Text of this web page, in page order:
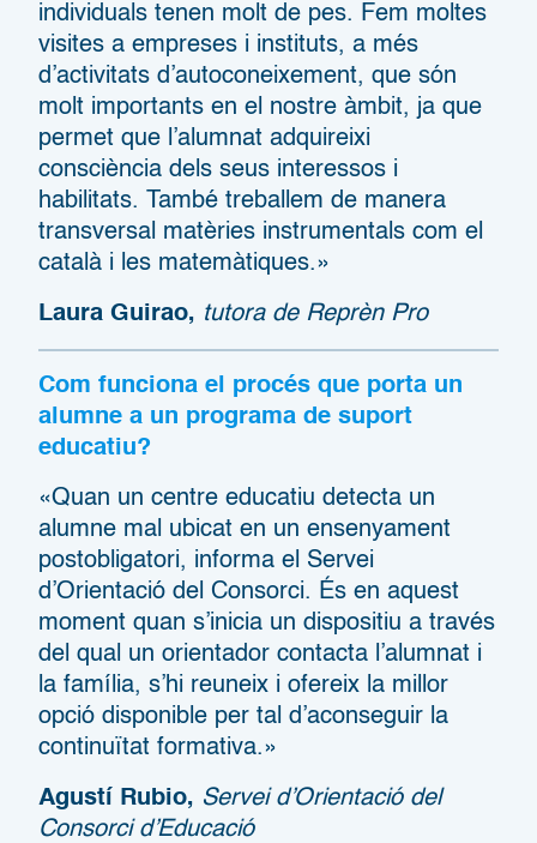
individuals tenen molt de pes. Fem moltes
visites a empreses i instituts, a més
d’activitats d’autoconeixement, que són
molt importants en el nostre àmbit, ja que
permet que l’alumnat adquireixi
consciència dels seus interessos i
habilitats. També treballem de manera
transversal matèries instrumentals com el
català i les matemàtiques.»
Laura Guirao, tutora de Reprèn Pro
Com funciona el procés que porta un
alumne a un programa de suport
educatiu?
«Quan un centre educatiu detecta un
alumne mal ubicat en un ensenyament
postobligatori, informa el Servei
d’Orientació del Consorci. És en aquest
moment quan s’inicia un dispositiu a través
del qual un orientador contacta l’alumnat i
la família, s’hi reuneix i ofereix la millor
opció disponible per tal d’aconseguir la
continuïtat formativa.»
Agustí Rubio, Servei d’Orientació del
Consorci d’Educació